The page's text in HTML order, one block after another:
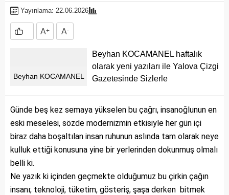
Yayınlama: 22.06.2026
A+ A-
Beyhan KOCAMANEL
Beyhan KOCAMANEL haftalık
olarak yeni yazıları ile Yalova Çizgi
Gazetesinde Sizlerle
Günde beş kez semaya yükselen bu çağrı, insanoğlunun en
eski meselesi, sözde modernizmin etkisiyle her gün içi
biraz daha boşaltılan insan ruhunun aslında tam olarak neye
kulluk ettiği konusuna yine bir yerlerinden dokunmuş olmalı
belli ki.
Ne yazık ki içinden geçmekte olduğumuz bu çirkin çağın
insanı; teknoloji, tüketim, gösteriş, şaşa derken bitmek